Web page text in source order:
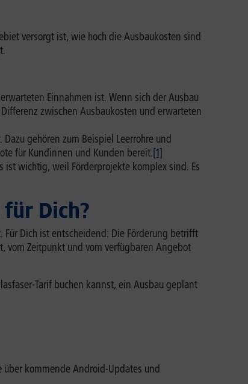
versorgt ist, wie hoch die Ausbaukosten sind
Einnahmen ist. Wenn sich der Ausbau
zwischen Ausbaukosten und erwarteten
gehören zum Beispiel Leerrohre und
für Kundinnen und Kunden bereit.[1]
ist wichtig, weil Förderprojekte komplex sind. Es
Dich?
Dich ist entscheidend: Die Förderung betrifft
vom Zeitpunkt und vom verfügbaren Angebot
Tarif buchen kannst, ein Ausbau geplant
über kommende Android-Updates und